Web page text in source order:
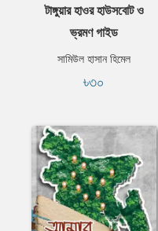
টাঙ্গুয়ার হাওর হাউসবোট ও
ভ্রমণ গাইড
সামিউল হাসান হিমেল
৳৩০